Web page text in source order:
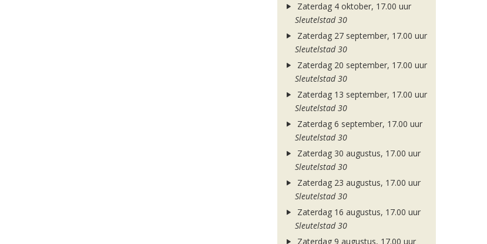
Zaterdag 4 oktober, 17.00 uur
Sleutelstad 30
Zaterdag 27 september, 17.00 uur
Sleutelstad 30
Zaterdag 20 september, 17.00 uur
Sleutelstad 30
Zaterdag 13 september, 17.00 uur
Sleutelstad 30
Zaterdag 6 september, 17.00 uur
Sleutelstad 30
Zaterdag 30 augustus, 17.00 uur
Sleutelstad 30
Zaterdag 23 augustus, 17.00 uur
Sleutelstad 30
Zaterdag 16 augustus, 17.00 uur
Sleutelstad 30
Zaterdag 9 augustus, 17.00 uur